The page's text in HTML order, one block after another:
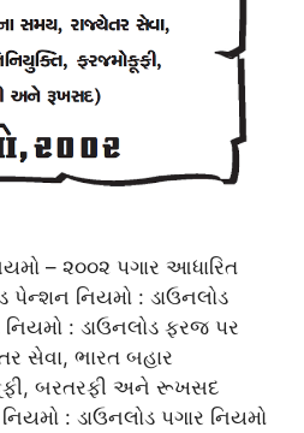
– ૨૦૦૨ પગાર આધારિત
પેન્શન નિયમો : ડાઉનલોડ
નિયમો : ડાઉનલોડ ફરજ પર
સેવા, ભારત બહાર
બરતરફી અને રૂખસદ
: ડાઉનલોડ પગાર નિયમો